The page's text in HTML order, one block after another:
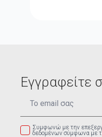
Εγγραφείτε
Συμφωνώ με την
δεδομένων σύμφωνα με